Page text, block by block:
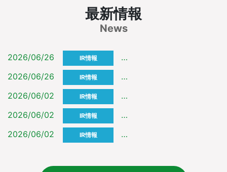
最新情報
News
2026/06/26 IR情報
第７７期 報告書を更新しま
2026/06/26
IR情報
コーポレート・ガバナンス
2026/06/02
IR情報
第７７回定時株主総会招集
2026/06/02
IR情報
第７７回定時株主総会の招
2026/06/02
IR情報 株主懇談会の開催について